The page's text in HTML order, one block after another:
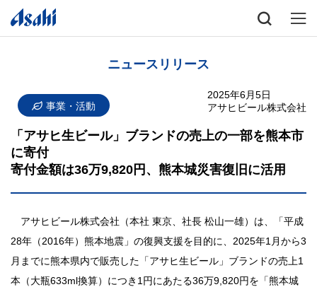
ニュースリリース
2025年6月5日
アサヒビール株式会社
事業・活動
「アサヒ生ビール」ブランドの売上の一部を熊本市
に寄付
寄付金額は36万9,820円、熊本城災害復旧に活用
アサヒビール株式会社（本社 東京、社長 松山一雄）は、「平成
28年（2016年）熊本地震」の復興支援を目的に、2025年1月から3
月までに熊本県内で販売した「アサヒ生ビール」ブランドの売上1
本（大瓶633ml換算）につき1円にあたる36万9,820円を「熊本城